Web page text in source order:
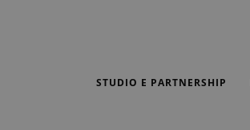
STUDIO E PARTNERSHIP